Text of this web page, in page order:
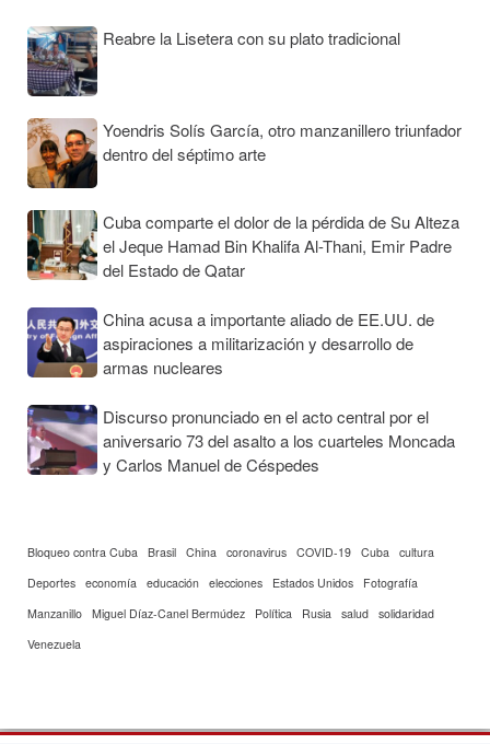
Reabre la Lisetera con su plato tradicional
Yoendris Solís García, otro manzanillero triunfador
dentro del séptimo arte
Cuba comparte el dolor de la pérdida de Su Alteza
el Jeque Hamad Bin Khalifa Al-Thani, Emir Padre
del Estado de Qatar
China acusa a importante aliado de EE.UU. de
aspiraciones a militarización y desarrollo de
armas nucleares
Discurso pronunciado en el acto central por el
aniversario 73 del asalto a los cuarteles Moncada
y Carlos Manuel de Céspedes
Bloqueo contra Cuba Brasil China coronavirus COVID-19 Cuba
cultura
Deportes economía educación elecciones Estados Unidos
Fotografía
Manzanillo Miguel Díaz-Canel Bermúdez Política Rusia salud solidaridad
Venezuela